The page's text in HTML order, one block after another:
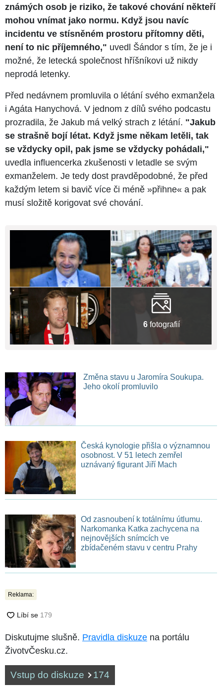
známých osob je riziko, že takové chování někteří
mohou vnímat jako normu. Když jsou navíc
incidentu ve stísněném prostoru přítomny děti,
není to nic příjemného," uvedl Šándor s tím, že je i
možné, že letecká společnost hříšníkovi už nikdy
neprodá letenky.
Před nedávnem promluvila o létání svého exmanžela
i Agáta Hanychová. V jednom z dílů svého podcastu
prozradila, že Jakub má velký strach z létání. "Jakub
se strašně bojí létat. Když jsme někam letěli, tak
se vždycky opil, pak jsme se vždycky pohádali,"
uvedla influencerka zkušenosti v letadle se svým
exmanželem. Je tedy dost pravděpodobné, že před
každým letem si bavič více či méně »přihne« a pak
musí složitě korigovat své chování.
6fotografií
Změna stavu u Jaromíra Soukupa.
Jeho okolí promluvilo
Česká kynologie přišla o významnou
osobnost. V 51 letech zemřel
uznávaný figurant Jiří Mach
Od zasnoubení k totálnímu útlumu.
Narkomanka Katka zachycena na
nejnovějších snímcích ve
zbídačeném stavu v centru Prahy
Reklama:
Diskutujme slušně. Pravidla diskuze na portálu
ŽivotvČesku.cz.
Vstup do diskuze 174